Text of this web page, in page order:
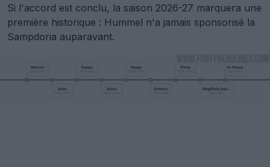
Si l'accord est conclu, la saison 2026-27 marquera une
première historique : Hummel n'a jamais sponsorisé la
Sampdoria auparavant.